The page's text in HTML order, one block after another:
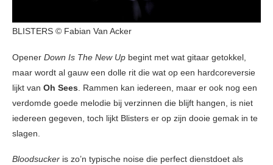
BLISTERS © Fabian Van Acker
Opener Down Is The New Up begint met wat gitaar getokkel,
maar wordt al gauw een dolle rit die wat op een hardcoreversie
lijkt van Oh Sees. Rammen kan iedereen, maar er ook nog een
verdomde goede melodie bij verzinnen die blijft hangen, is niet
iedereen gegeven, toch lijkt Blisters er op zijn dooie gemak in te
slagen.
Bloodsucker is zo’n typische noise die perfect dienstdoet als